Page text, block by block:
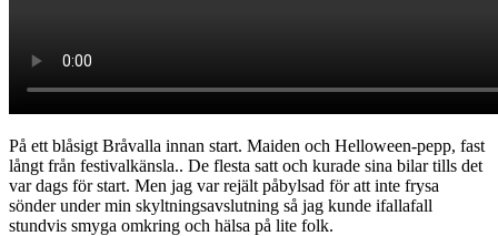
På ett blåsigt Bråvalla innan start. Maiden och Helloween-pepp, fast
långt från festivalkänsla.. De flesta satt och kurade sina bilar tills det
var dags för start. Men jag var rejält påbylsad för att inte frysa
sönder under min skyltningsavslutning så jag kunde ifallafall
stundvis smyga omkring och hälsa på lite folk.